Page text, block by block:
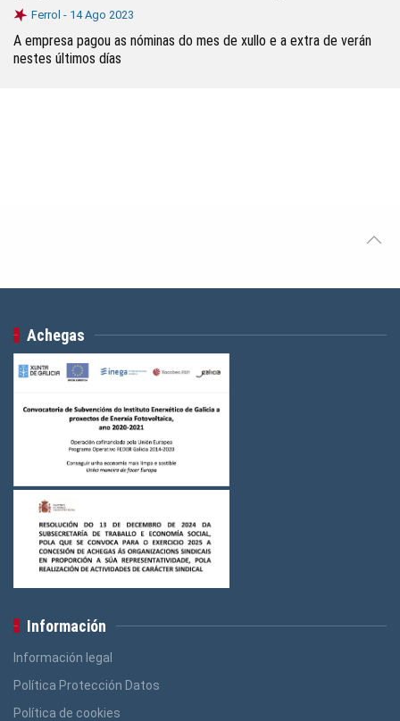
Ferrol - 14 Ago 2023
A empresa pagou as nóminas do mes de xullo e a extra de verán
nestes últimos días
Achegas
Información
Información legal
Política Protección Datos
Política de cookies